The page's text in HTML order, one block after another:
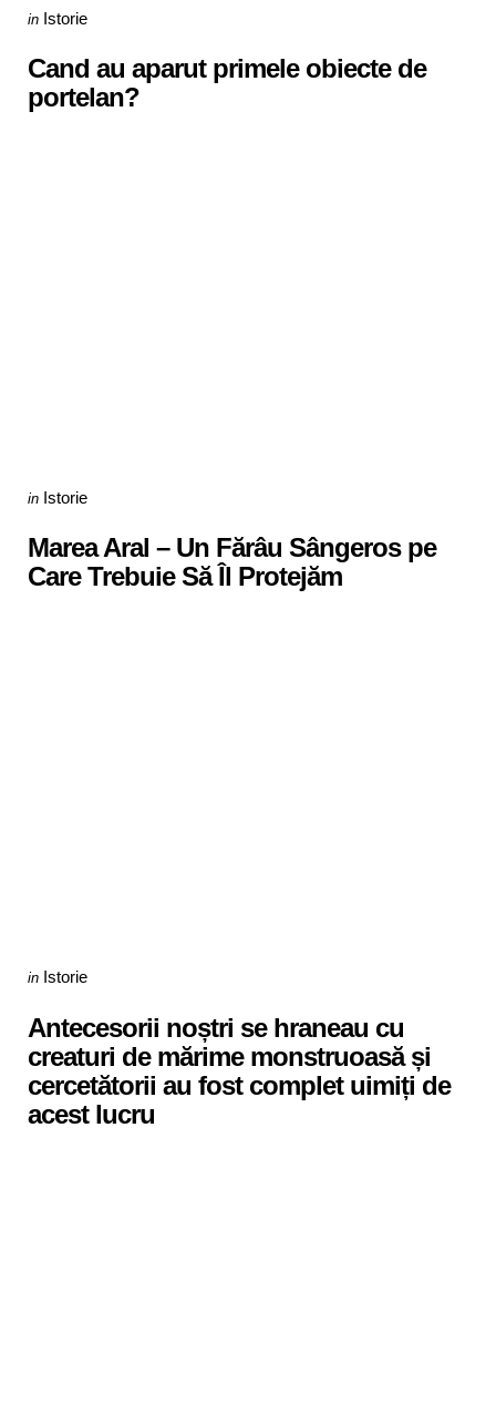
Categories
Posted
in Istorie
Cand au aparut primele obiecte de
portelan?
Categories
Posted
in Istorie
Marea Aral – Un Fărâu Sângeros pe
Care Trebuie Să Îl Protejăm
Categories
Posted
in Istorie
Antecesorii noștri se hraneau cu
creaturi de mărime monstruoasă și
cercetătorii au fost complet uimiți de
acest lucru